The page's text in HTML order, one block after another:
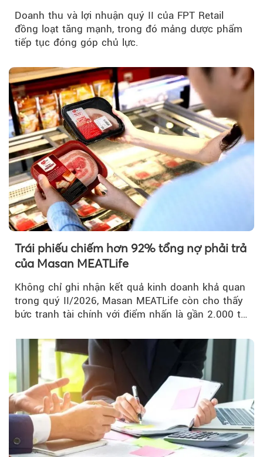
Doanh thu và lợi nhuận quý II của FPT Retail
đồng loạt tăng mạnh, trong đó mảng dược phẩm
tiếp tục đóng góp chủ lực.
Trái phiếu chiếm hơn 92% tổng nợ phải trả
của Masan MEATLife
Không chỉ ghi nhận kết quả kinh doanh khả quan
trong quý II/2026, Masan MEATLife còn cho thấy
bức tranh tài chính với điểm nhấn là gần 2.000 tỷ